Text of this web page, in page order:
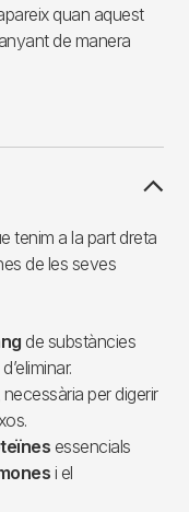
quan aquest
de manera
tenim a la part dreta
de les seves
de substàncies
, necessària per digerir
essencials
i el